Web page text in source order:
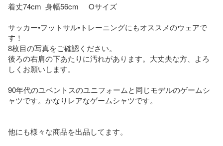
着丈74cm  身幅56cm     Oサイズ
サッカー•フットサル•トレーニングにもオススメのウェアで
す！
8枚目の写真をご確認ください。
後ろの右肩の下あたりに汚れがあります。大丈夫な方、よろ
しくお願いします。
90年代のユベントスのユニフォームと同じモデルのゲームシ
ャツです。かなりレアなゲームシャツです。
他にも様々な商品を出品してます。